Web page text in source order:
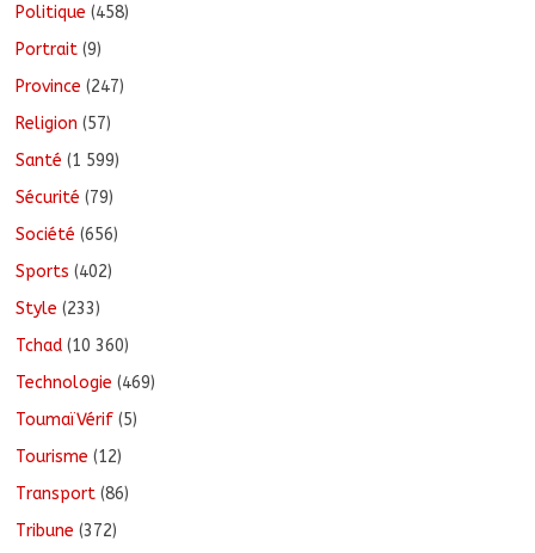
Politique (458)
Portrait (9)
Province (247)
Religion (57)
Santé (1 599)
Sécurité (79)
Société (656)
Sports (402)
Style (233)
Tchad (10 360)
Technologie (469)
ToumaïVérif (5)
Tourisme (12)
Transport (86)
Tribune (372)